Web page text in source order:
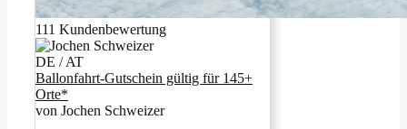
111 Kundenbewertung
Ballonfahrt-Gutschein gültig für 145+
Orte*
von Jochen Schweizer